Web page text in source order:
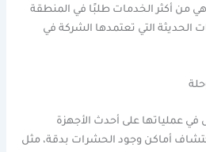
من أكثر الخدمات طلبًا في المنطقة
الحديثة التي تعتمدها الشركة في
عملياتها على أحدث الأجهزة
أماكن وجود الحشرات بدقة، مثل